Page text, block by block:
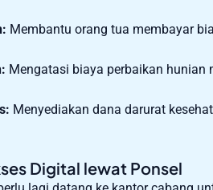
Membantu orang tua membayar
Mengatasi biaya perbaikan
Menyediakan dana darurat
Digital lewat Ponsel